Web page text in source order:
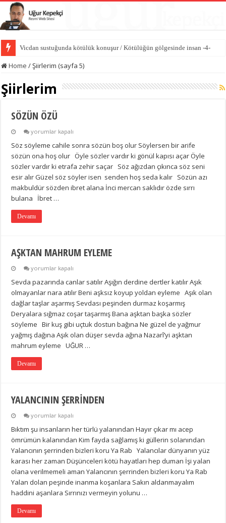
Hasedin ilk cinayeti / Kötülüğün gölgesinde insan -3-
Home /Şiirlerim (sayfa 5)
Şiirlerim
SÖZÜN ÖZÜ
SÖZÜN
için
yorumlar kapalı
Söz söyleme cahile sonra sözün boş olur Söylersen bir arife
sözün ona hoş olur Öyle sözler vardır ki gönül kapısı açar Öyle
sözler vardır ki etrafa zehir saçar Söz ağızdan çıkınca söz seni
esir alır Güzel söz söyler isen senden hoş seda kalır Sözün azı
makbuldür sözden ibret alana İnci mercan saklıdır özde sırrı
bulana İbret …
Devamı
AŞKTAN MAHRUM EYLEME
AŞKTAN
EYLEME
için
yorumlar kapalı
Sevda pazarında canlar satılır Aşığın derdine dertler katılır Aşık
olmayanlar nara atılır Beni aşksız koyup yoldan eyleme Aşık olan
dağlar taşlar aşarmış Sevdası peşinden durmaz koşarmış
Deryalara sığmaz coşar taşarmış Bana aşktan başka sözler
söyleme Bir kuş gibi uçtuk dostun bağına Ne güzel de yağmur
yağmış dağına Aşık olan düşer sevda ağına Nazarî’yi aşktan
mahrum eyleme UĞUR …
Devamı
YALANCININ ŞERRİNDEN
YALANCININ
için
yorumlar kapalı
Bıktım şu insanların her türlü yalanından Hayır çıkar mı acep
ömrümün kalanından Kim fayda sağlamış ki güllerin solanından
Yalancının şerrinden bizleri koru Ya Rab Yalancılar dünyanın yüz
karası her zaman Düşünceleri kötü hayatları hep duman İşi yalan
olana verilmemeli aman Yalancının şerrinden bizleri koru Ya Rab
Yalan dolan peşinde inanma koşanlara Sakın aldanmayalım
haddini aşanlara Sırrınızı vermeyin yolunu …
Devamı